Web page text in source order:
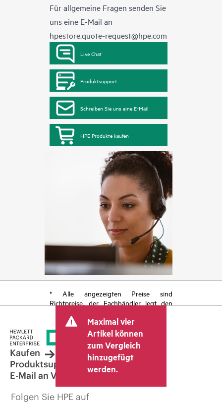
Für allgemeine Fragen senden Sie
uns eine E-Mail an
hpestore.quote-request@hpe.com
Live Chat
Produktsupport
Schreiben Sie uns eine E-Mail
HPE Produkte kaufen
* Alle angezeigten Preise sind
Richtpreise, der Fachhändler legt den
kann weitere Gebühren wie
Mehrwertsteuer und Versandkosten
berücksichtigen. Der vom Fachhändler
festgelegte Transaktionspreis kann von
dem anderer Fachhändler und dem
angezeigten Richtpreis abweichen. Die
Richtpreise können zeitlich begrenzte
Sonderangebote enthalten. HPE behält
sich das Recht vor, jederzeit
Maximal vier
Artikel können
zum Vergleich
hinzugefügt
werden.
Kaufen
Produktsupport
E-Mail an Vertrieb
Folgen Sie HPE auf